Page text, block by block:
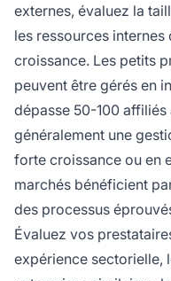
externes, évaluez la
les ressources
croissance. Les petits
peuvent être gérés en
dépasse 50-100
généralement une
forte croissance ou en
marchés bénéficient
des processus
Évaluez vos
expérience sectorielle,